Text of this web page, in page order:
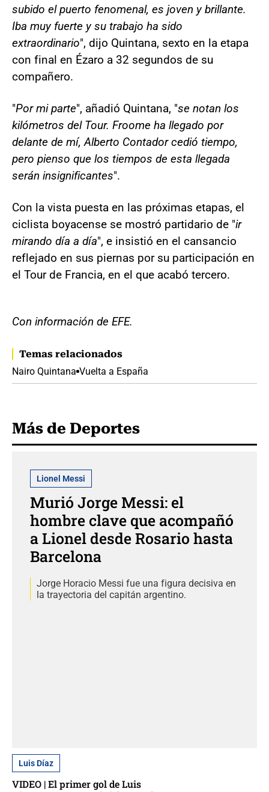
subido el puerto fenomenal, es joven y brillante.
Iba muy fuerte y su trabajo ha sido
extraordinario", dijo Quintana, sexto en la etapa
con final en Ézaro a 32 segundos de su
compañero.
"Por mi parte", añadió Quintana, "se notan los
kilómetros del Tour. Froome ha llegado por
delante de mí, Alberto Contador cedió tiempo,
pero pienso que los tiempos de esta llegada
serán insignificantes".
Con la vista puesta en las próximas etapas, el
ciclista boyacense se mostró partidario de "ir
mirando día a día", e insistió en el cansancio
reflejado en sus piernas por su participación en
el Tour de Francia, en el que acabó tercero.
Con información de EFE.
Temas relacionados
Nairo Quintana Vuelta a España
Más de Deportes
Lionel Messi
Murió Jorge Messi: el
hombre clave que acompañó
a Lionel desde Rosario hasta
Barcelona
Jorge Horacio Messi fue una figura decisiva en
la trayectoria del capitán argentino.
Luis Díaz
VIDEO | El primer gol de Luis